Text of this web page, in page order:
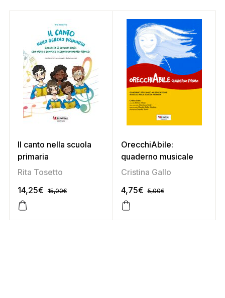
Il canto nella scuola
primaria
Rita Tosetto
14,25€ 15,00€
OrecchiAbile:
quaderno musicale
Cristina Gallo
4,75€ 5,00€